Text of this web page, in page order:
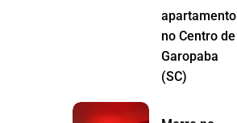
apartamento
no Centro de
Garopaba
(SC)